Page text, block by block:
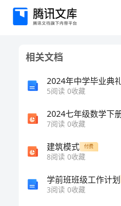
林
相关文档
5阅读 0收藏
7阅读 0收藏
建筑模式 付费
8阅读 0收藏
学前班班级工作计划
3阅读 0收藏